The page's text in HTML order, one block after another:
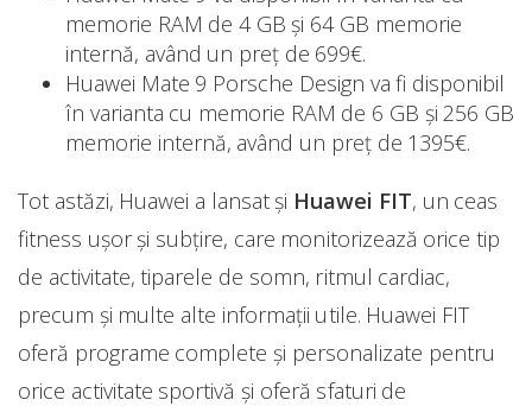
memorie RAM de 4 GB și 64 GB memorie
internă, având un preț de 699€.
Huawei Mate 9 Porsche Design va fi disponibil
în varianta cu memorie RAM de 6 GB și 256 GB
memorie internă, având un preț de 1395€.
Tot astăzi, Huawei a lansat și Huawei FIT, un ceas
fitness ușor și subțire, care monitorizează orice tip
de activitate, tiparele de somn, ritmul cardiac,
precum și multe alte informații utile. Huawei FIT
oferă programe complete și personalizate pentru
orice activitate sportivă și oferă sfaturi de